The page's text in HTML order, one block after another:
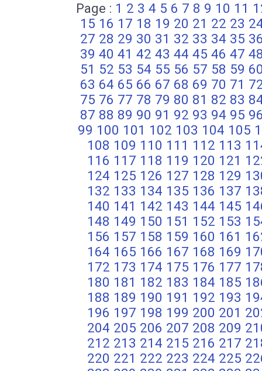
Page : 1 2 3 4 5 6 7 8 9 10 11
15 16 17 18 19 20 21 22 23
27 28 29 30 31 32 33 34 35
39 40 41 42 43 44 45 46 47
51 52 53 54 55 56 57 58 59
63 64 65 66 67 68 69 70 71
75 76 77 78 79 80 81 82 83
87 88 89 90 91 92 93 94 95
99 100 101 102 103 104 105
108 109 110 111 112 113
116 117 118 119 120 121
124 125 126 127 128 129
132 133 134 135 136 137
140 141 142 143 144 145
148 149 150 151 152 153
156 157 158 159 160 161
164 165 166 167 168 169
172 173 174 175 176 177
180 181 182 183 184 185
188 189 190 191 192 193
196 197 198 199 200 201
204 205 206 207 208 209
212 213 214 215 216 217
220 221 222 223 224 225